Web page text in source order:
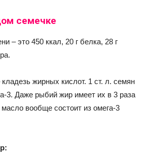
семечке
– это 450 ккал, 20 г белка, 28 г
жирных кислот. 1 ст. л. семян
3. Даже рыбий жир имеет их в 3 раза
вообще состоит из омега-3